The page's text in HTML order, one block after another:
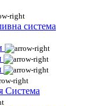
система
Система